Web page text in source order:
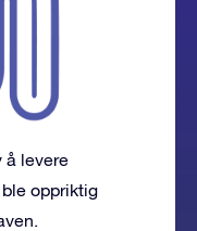
å levere
oppriktig